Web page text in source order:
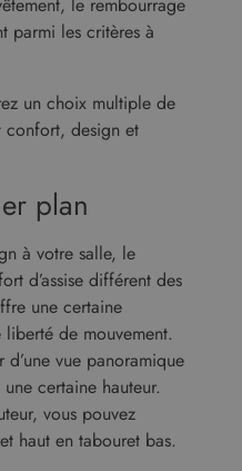
le rembourrage
parmi les critères à
un choix multiple de
confort, design et
plan
à votre salle, le
d’assise différent des
une certaine
de mouvement.
vue panoramique
certaine hauteur.
vous pouvez
haut en tabouret bas.
Performance
Non classifiés
du site Web telles
et la gestion
strictement
Fournisseur/
Domaine
Expiration
CookieScript
www.malouet.fr
5 mois 4
semaines